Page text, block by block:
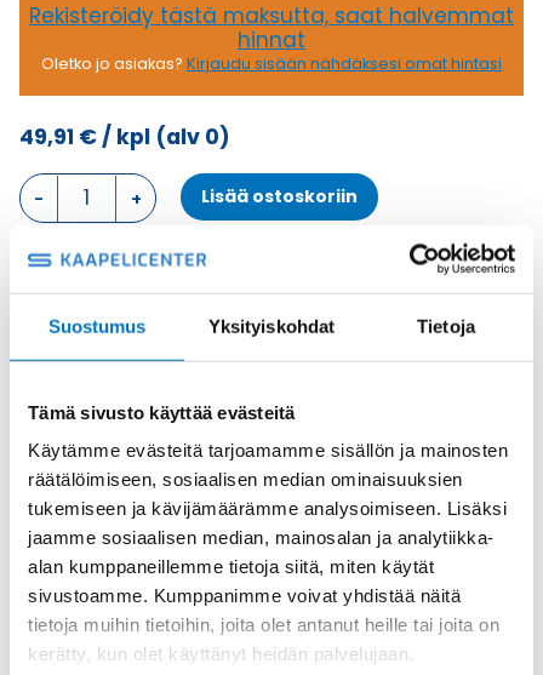
Suostumus Yksityiskohdat Tietoja
Tämä sivusto käyttää evästeitä
Käytämme evästeitä tarjoamamme sisällön ja mainosten
räätälöimiseen, sosiaalisen median ominaisuuksien
tukemiseen ja kävijämäärämme analysoimiseen. Lisäksi
jaamme sosiaalisen median, mainosalan ja analytiikka-
alan kumppaneillemme tietoja siitä, miten käytät
sivustoamme. Kumppanimme voivat yhdistää näitä
tietoja muihin tietoihin, joita olet antanut heille tai joita on
kerätty, kun olet käyttänyt heidän palvelujaan.
Rekisteröidy tästä maksutta, saat halvemmat
hinnat
Oletko jo asiakas? Kirjaudu sisään nähdäksesi omat hintasi
49,91 €/ kpl (alv 0)
PINTA
ASENNUSKOTELO,
SALPA,
ALAOSA
määrä
Lisää ostoskoriin
Metalli
TuotekoodiMAP06LS232
Toimituskulut 35kg:n asti 25€.
Yli 35kg:n toimituskulut toteutuneiden kulujen mukaan.
ILME S.p.A
Koko
size "44.27"
Materiaali
Metalli
Käyttölämpötila
'-40 °C...+125 °C